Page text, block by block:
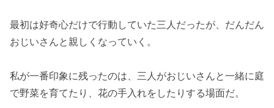
最初は好奇心だけで行動していた三人だったが、だんだん
おじいさんと親しくなっていく。
私が一番印象に残ったのは、三人がおじいさんと一緒に庭
で野菜を育てたり、花の手入れをしたりする場面だ。